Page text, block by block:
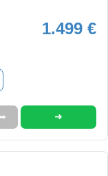
1.499 €
➦ ➜